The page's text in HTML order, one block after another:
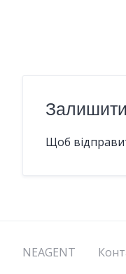
Щоб
NEAGENT